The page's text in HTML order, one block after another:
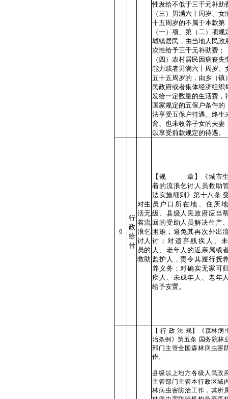
性发给不低于三千元补助
（三）男满六十周岁、女
十五周岁的不属于本款第
（一）项、第（二）项规
城镇居民，由当地人民政
次性给予三千元补助费；
（四）农村居民因病丧失
能力或者男满六十周岁、
五十五周岁的，由乡（镇
民政府或者集体经济组织
发给一定数量的生活费，
国家规定的五保户条件的
法享受五保户待遇。终生
育、也未收养子女的夫妻
以享受前款规定的待遇。
9
行
政
给
付
对生
活无
着流
浪乞
讨人
员的
救助
【规 章】《城市生
着的流浪乞讨人员救助
法实施细则》第十八条
员户口所在地、住所
级、县级人民政府应当
回的受助人员解决生产
困难，避免其再次外出
讨；对遗弃残疾人、
人、老年人的近亲属或
监护人，责令其履行抚
养义务；对确实无家可
疾人、未成年人、老年
给予安置。
【 行 政 法 规】《森林病
治条例》第五条 国务院林
部门主管全国森林病虫害
作。
县级以上地方各级人民政
主管部门主管本行政区域
林病虫害防治工作，其所